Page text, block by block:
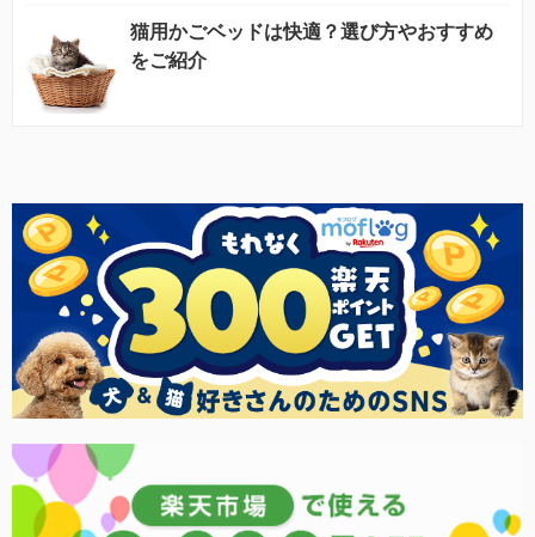
猫用かごベッドは快適？選び方やおすすめ
をご紹介